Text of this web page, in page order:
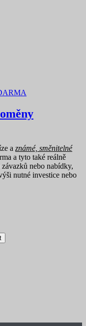
a známé, směnitelné
a tyto také reálně
nebo nabídky,
nutné investice nebo